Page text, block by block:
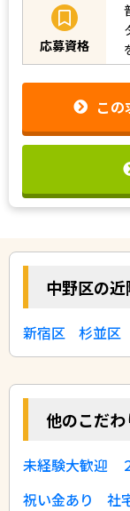
応募資格
こ
中野区の
新宿区 杉並区
他のこだ
未経験大歓迎
祝い金あり
社